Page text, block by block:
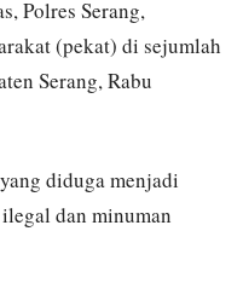
Polres Serang,
(pekat) di sejumlah
Serang, Rabu
diduga menjadi
dan minuman